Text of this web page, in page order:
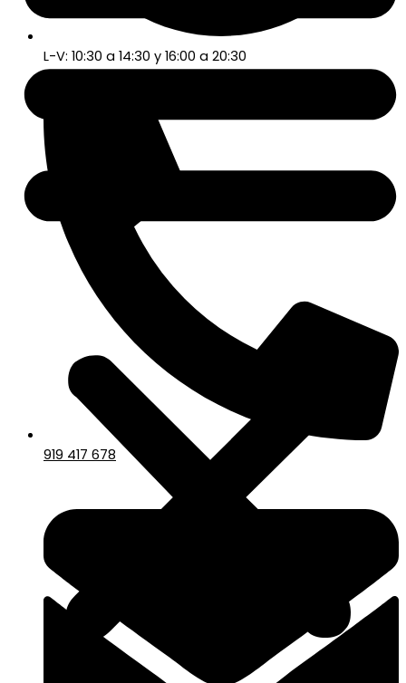
L-V: 10:30 a 14:30 y 16:00 a 20:30
S: 10:30 a 14:30 y 16:30 a 20:30
919 417 678